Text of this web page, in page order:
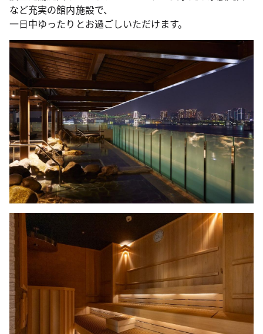
など充実の館内施設で、
一日中ゆったりとお過ごしいただけます。